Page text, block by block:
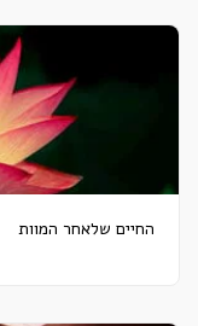
החיים שלאחר המוות